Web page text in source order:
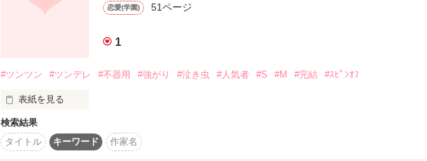
正直ビックリですが
松田優空　matuda yu
白坂玲衣　shirasaka rei
「優空。」
そんなに優しく呼ばないで。
恋愛(学園) 51ページ
1
#ツンツン #ツンデレ #不器用 #強がり #泣き虫 #人気者 #S #M #完結 #ｽﾋﾟﾝｵﾌ
表紙を見る
【編集が終わり次第pass外します】
検索結果
タイトル
キーワード 作家名